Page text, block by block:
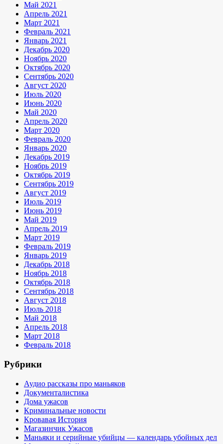
Май 2021
Апрель 2021
Март 2021
Февраль 2021
Январь 2021
Декабрь 2020
Ноябрь 2020
Октябрь 2020
Сентябрь 2020
Август 2020
Июль 2020
Июнь 2020
Май 2020
Апрель 2020
Март 2020
Февраль 2020
Январь 2020
Декабрь 2019
Ноябрь 2019
Октябрь 2019
Сентябрь 2019
Август 2019
Июль 2019
Июнь 2019
Май 2019
Апрель 2019
Март 2019
Февраль 2019
Январь 2019
Декабрь 2018
Ноябрь 2018
Октябрь 2018
Сентябрь 2018
Август 2018
Июль 2018
Май 2018
Апрель 2018
Март 2018
Февраль 2018
Рубрики
Аудио рассказы про маньяков
Документалистика
Дома ужасов
Криминальные новости
Кровавая История
Магазинчик Ужасов
Маньяки и серийные убийцы — календарь убойных дел